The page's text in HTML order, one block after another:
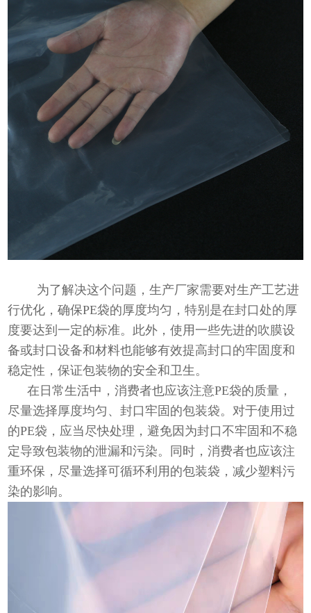
为了解决这个问题，生产厂家需要对生产工艺进
行优化，确保PE袋的厚度均匀，特别是在封口处的厚
度要达到一定的标准。此外，使用一些先进的吹膜设
备或封口设备和材料也能够有效提高封口的牢固度和
稳定性，保证包装物的安全和卫生。
在日常生活中，消费者也应该注意PE袋的质量，
尽量选择厚度均匀、封口牢固的包装袋。对于使用过
的PE袋，应当尽快处理，避免因为封口不牢固和不稳
定导致包装物的泄漏和污染。同时，消费者也应该注
重环保，尽量选择可循环利用的包装袋，减少塑料污
染的影响。